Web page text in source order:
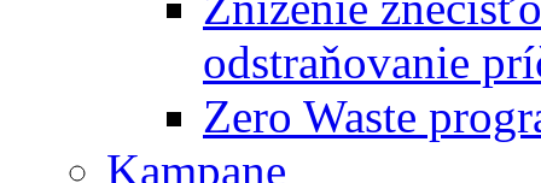
odstraňovanie
Zero Waste
Kampane